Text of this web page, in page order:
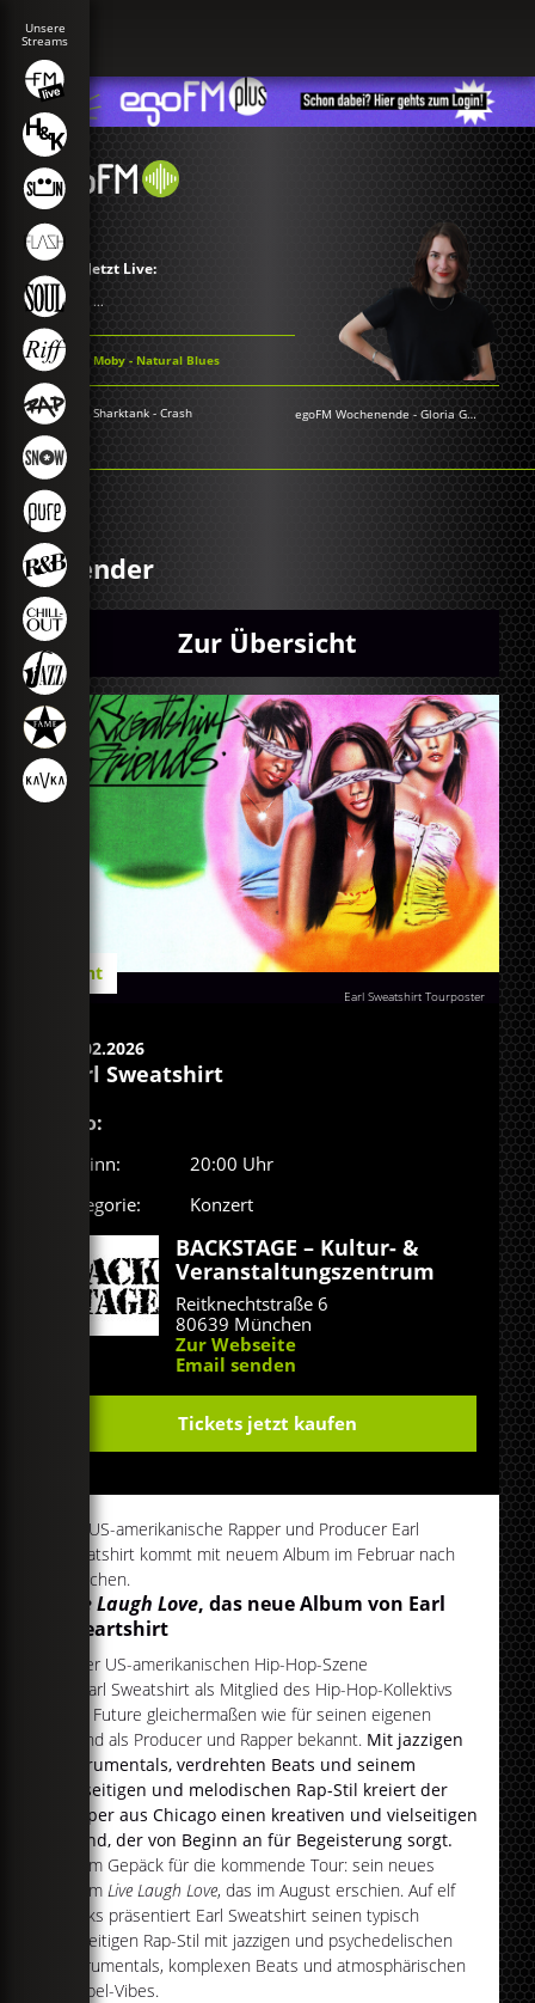
Jetzt Live:
...
Moby - Natural Blues
Sharktank - Crash egoFM Wochenende -Gloria Grünwald
Kalender
Zur Übersicht
Earl Sweatshirt Tourposter
Event
04.02.2026
Earl Sweatshirt
Info:
Beginn:
20:00 Uhr
Kategorie:
Konzert
BACKSTAGE – Kultur- &
Veranstaltungszentrum
Reitknechtstraße 6
80639 München
Zur Webseite
Email senden
Tickets jetzt kaufen
Der US-amerikanische Rapper und Producer Earl
Sweatshirt kommt mit neuem Album im Februar nach
München.
Live Laugh Love, das neue Album von Earl
Sweartshirt
In der US-amerikanischen Hip-Hop-Szene
ist Earl Sweatshirt als Mitglied des Hip-Hop-Kollektivs
Odd Future gleichermaßen wie für seinen eigenen
Sound als Producer und Rapper bekannt. Mit jazzigen
Instrumentals, verdrehten Beats und seinem
vielseitigen und melodischen Rap-Stil kreiert der
Rapper aus Chicago einen kreativen und vielseitigen
Sound, der von Beginn an für Begeisterung sorgt.
Mit im Gepäck für die kommende Tour: sein neues
Album Live Laugh Love, das im August erschien. Auf elf
Tracks präsentiert Earl Sweatshirt seinen typisch
vielseitigen Rap-Stil mit jazzigen und psychedelischen
Instrumentals, komplexen Beats und atmosphärischen
Gospel-Vibes.